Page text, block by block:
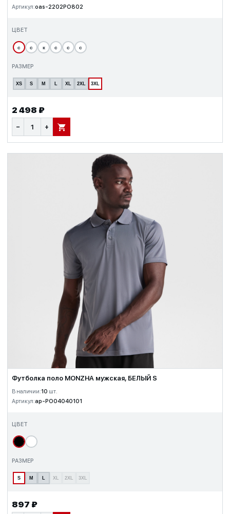
Артикул:oas-2202PO802
ЦВЕТ
с с к с с с
РАЗМЕР
XS S M L XL 2XL 3XL
2 498 ₽
− + В КОРЗИНУ
Футболка поло MONZHA мужская, БЕЛЫЙ S
В наличии:10 шт.
Артикул:ap-PO04040101
ЦВЕТ
РАЗМЕР
S M L XL 2XL 3XL
897 ₽